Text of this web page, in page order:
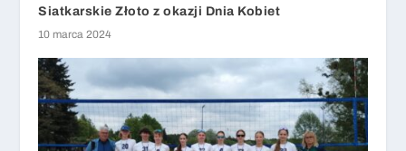
Siatkarskie Złoto z okazji Dnia Kobiet
10 marca 2024